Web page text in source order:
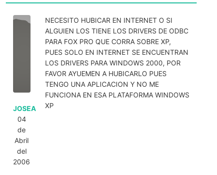
JOSEA
04
de
Abril
del
2006
NECESITO HUBICAR EN INTERNET O SI
ALGUIEN LOS TIENE LOS DRIVERS DE ODBC
PARA FOX PRO QUE CORRA SOBRE XP,
PUES SOLO EN INTERNET SE ENCUENTRAN
LOS DRIVERS PARA WINDOWS 2000, POR
FAVOR AYUEMEN A HUBICARLO PUES
TENGO UNA APLICACION Y NO ME
FUNCIONA EN ESA PLATAFORMA WINDOWS
XP